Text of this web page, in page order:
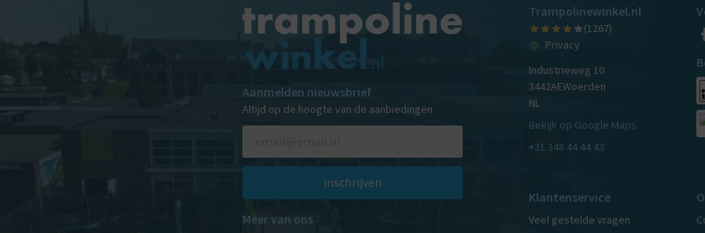
Aanmelden nieuwsbrief
Altijd op de hoogte van de aanbiedingen
inschrijven
Meer van ons
Trampolinewinkel.nl
(1267)
Privacy
Industrieweg 10
3442AEWoerden
NL
Bekijk op Google Maps
+31 348 44 44 43
Klantenservice
Veel gestelde vragen